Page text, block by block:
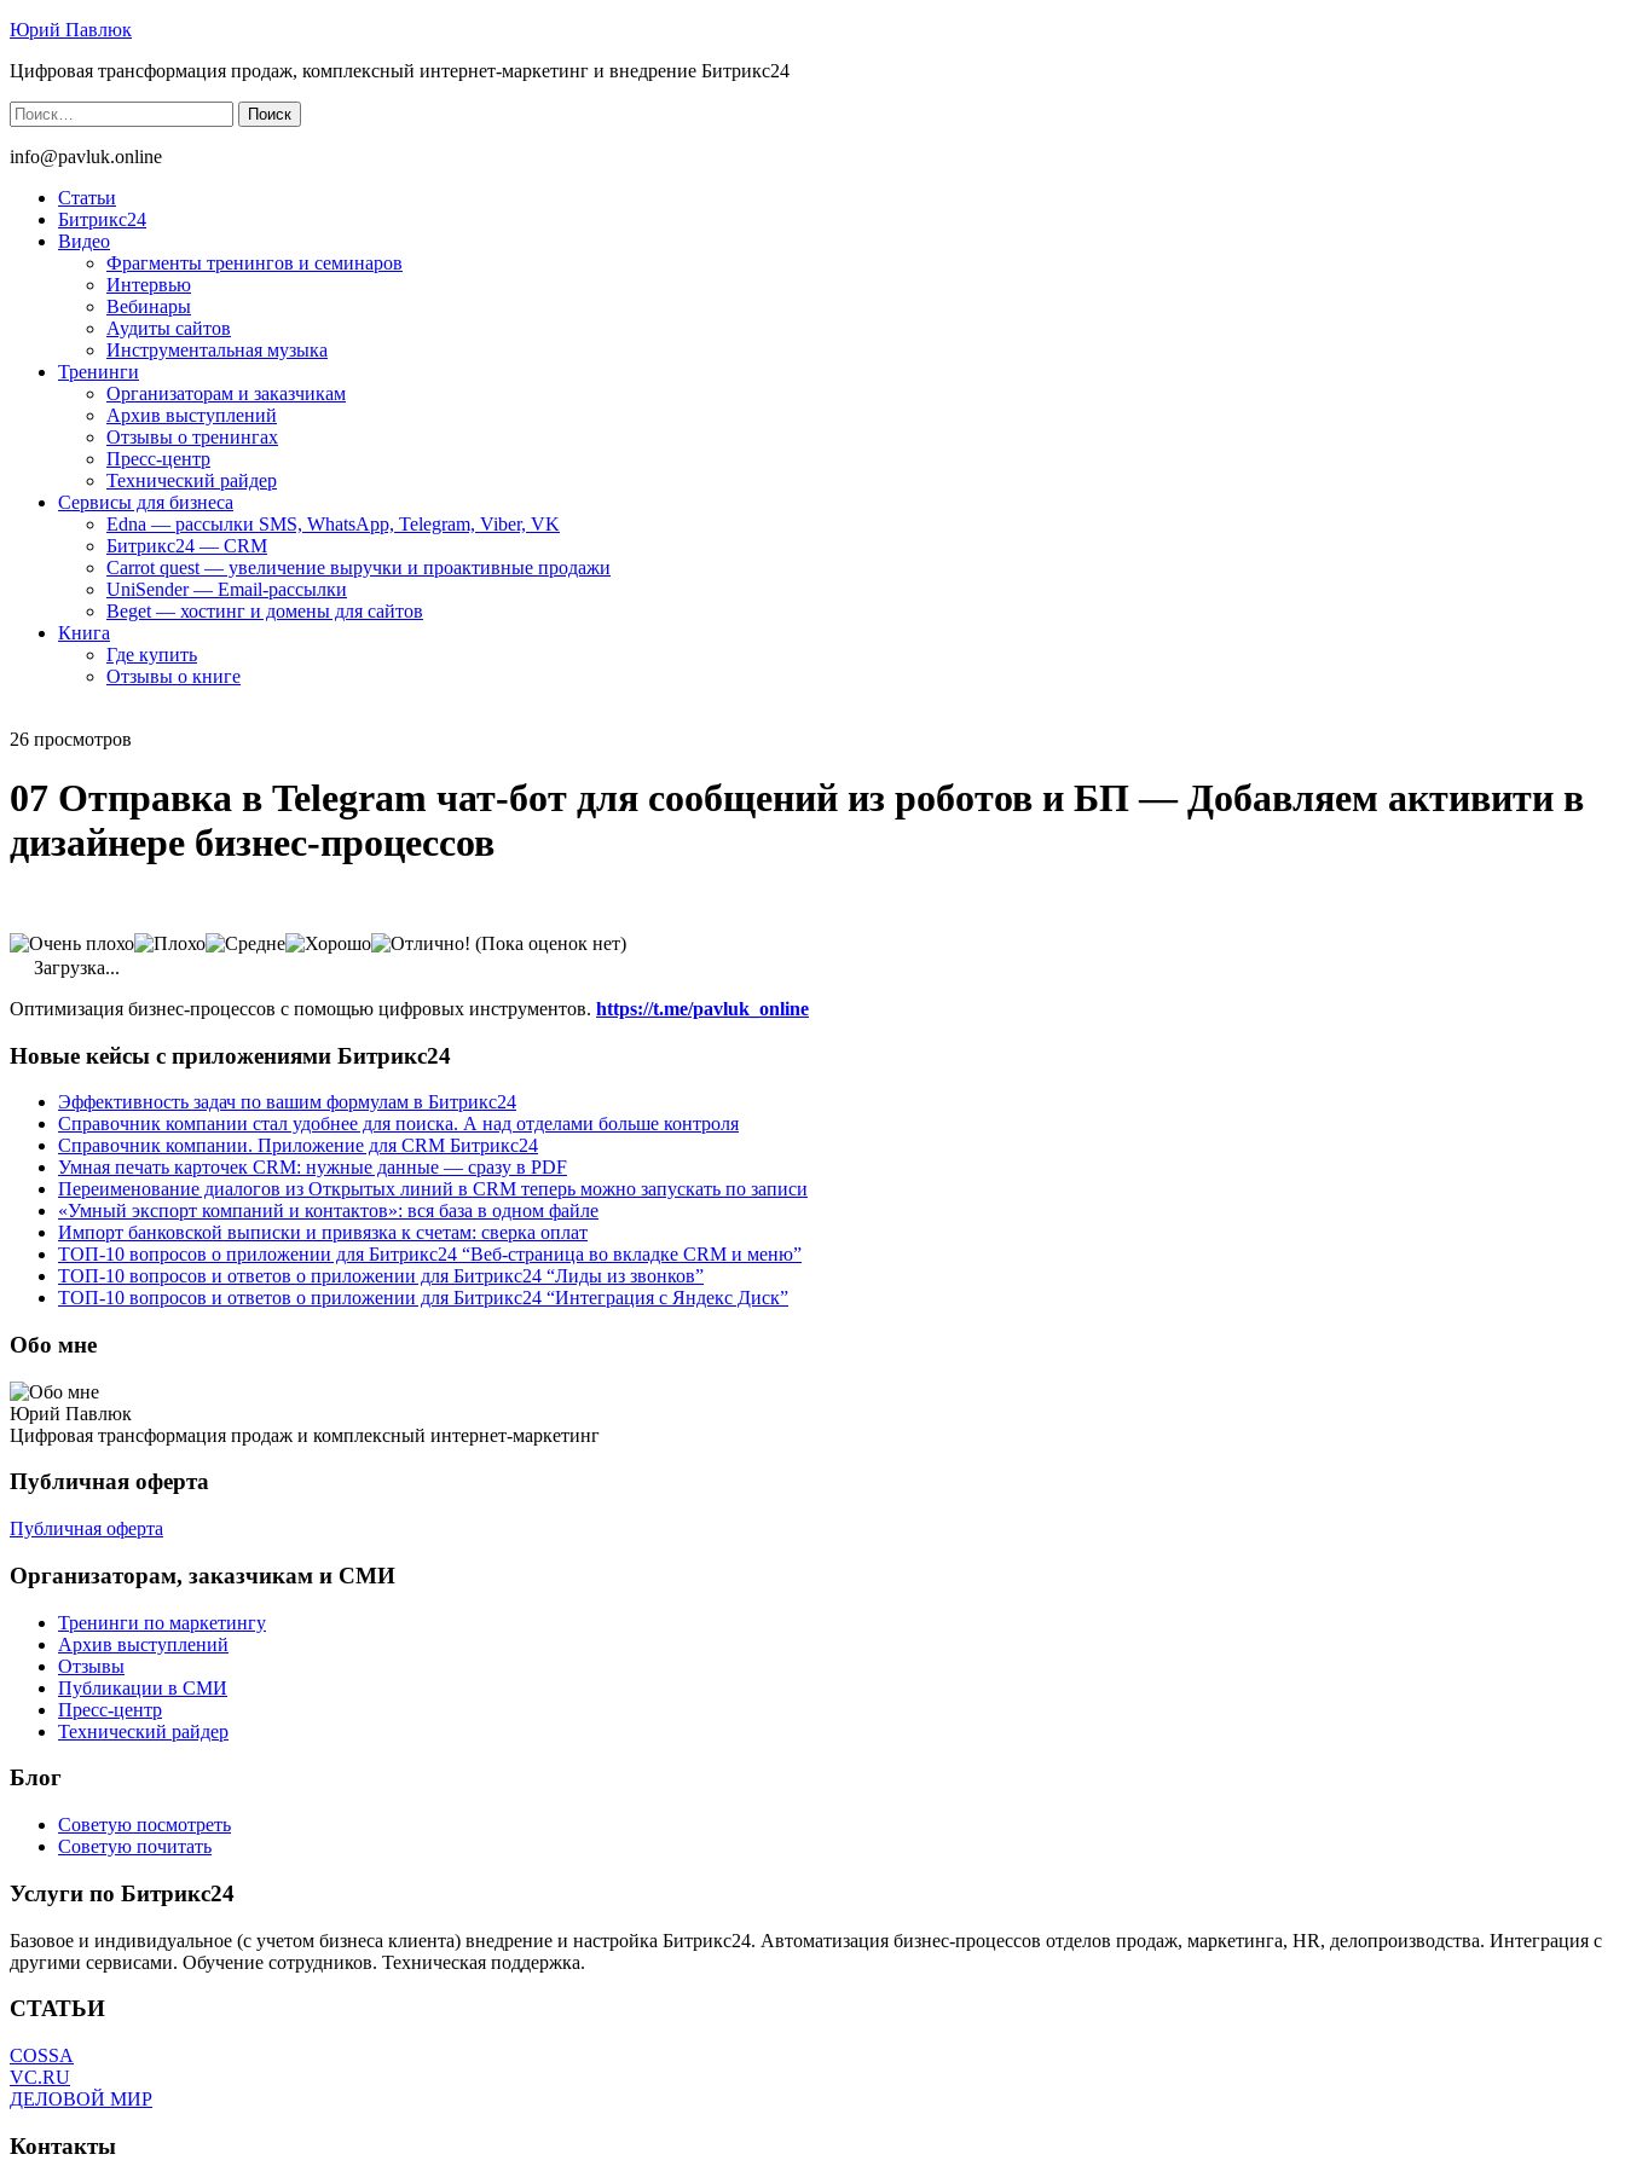
Юрий Павлюк
Цифровая трансформация продаж, комплексный интернет-маркетинг и внедрение Битрикс24
Найти:
info@pavluk.online
Статьи
Битрикс24
Видео
Фрагменты тренингов и семинаров
Интервью
Вебинары
Аудиты сайтов
Инструментальная музыка
Тренинги
Организаторам и заказчикам
Архив выступлений
Отзывы о тренингах
Пресс-центр
Технический райдер
Сервисы для бизнеса
Edna — рассылки SMS, WhatsApp, Telegram, Viber, VK
Битрикс24 — CRM
Carrot quest — увеличение выручки и проактивные продажи
UniSender — Email-рассылки
Beget — хостинг и домены для сайтов
Книга
Где купить
Отзывы о книге
26 просмотров
07 Отправка в Telegram чат-бот для сообщений из роботов и БП — Добавляем активити в
дизайнере бизнес-процессов
(Пока оценок нет)
Загрузка...
Оптимизация бизнес-процессов с помощью цифровых инструментов. https://t.me/pavluk_online
Новые кейсы с приложениями Битрикс24
Эффективность задач по вашим формулам в Битрикс24
Справочник компании стал удобнее для поиска. А над отделами больше контроля
Справочник компании. Приложение для CRM Битрикс24
Умная печать карточек CRM: нужные данные — сразу в PDF
Переименование диалогов из Открытых линий в CRM теперь можно запускать по записи
«Умный экспорт компаний и контактов»: вся база в одном файле
Импорт банковской выписки и привязка к счетам: сверка оплат
ТОП-10 вопросов о приложении для Битрикс24 “Веб-страница во вкладке CRM и меню”
ТОП-10 вопросов и ответов о приложении для Битрикс24 “Лиды из звонков”
ТОП-10 вопросов и ответов о приложении для Битрикс24 “Интеграция с Яндекс Диск”
Обо мне
Юрий Павлюк
Цифровая трансформация продаж и комплексный интернет-маркетинг
Публичная оферта
Публичная оферта
Организаторам, заказчикам и СМИ
Тренинги по маркетингу
Архив выступлений
Отзывы
Публикации в СМИ
Пресс-центр
Технический райдер
Блог
Советую посмотреть
Советую почитать
Услуги по Битрикс24
Базовое и индивидуальное (с учетом бизнеса клиента) внедрение и настройка Битрикс24. Автоматизация бизнес-процессов отделов продаж, маркетинга, HR, делопроизводства. Интеграция с
другими сервисами. Обучение сотрудников. Техническая поддержка.
СТАТЬИ
COSSA
VC.RU
ДЕЛОВОЙ МИР
Контакты